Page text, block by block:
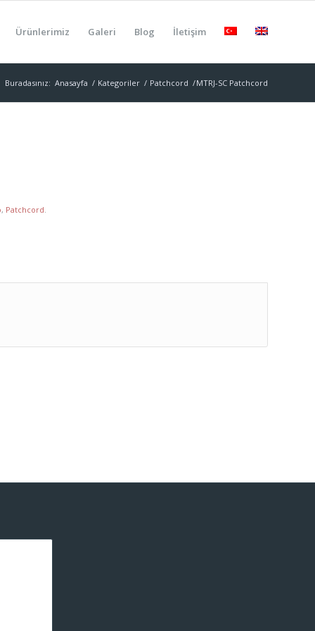
Ürünlerimiz Galeri Blog İletişim
Buradasınız: Anasayfa / Kategoriler / Patchcord /MTRJ-SC Patchcord
, Patchcord.